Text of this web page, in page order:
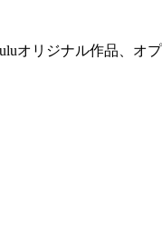
オリジナル作品、オ